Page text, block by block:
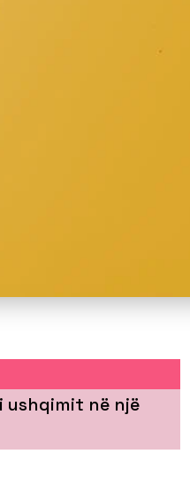
ushqimit në një